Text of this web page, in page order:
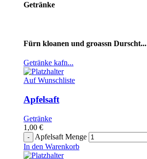
Getränke
Fürn kloanen und groassn Durscht...
Getränke kafn...
Auf Wunschliste
Apfelsaft
Getränke
1,00 €
Apfelsaft Menge
In den Warenkorb